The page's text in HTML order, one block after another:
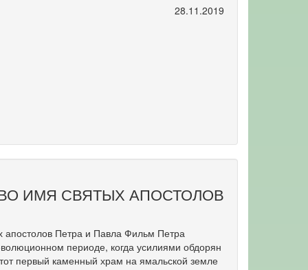
28.11.2019
ИМЯ СВЯТЫХ АПОСТОЛОВ
Петра и Павла Фильм Петра
периоде, когда усилиями обдорян
первый каменный храм на ямальской земле